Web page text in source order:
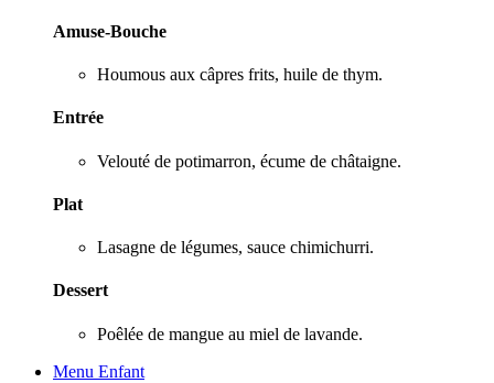
Amuse-Bouche
Houmous aux câpres frits, huile de thym.
Entrée
Velouté de potimarron, écume de châtaigne.
Plat
Lasagne de légumes, sauce chimichurri.
Dessert
Poêlée de mangue au miel de lavande.
Menu Enfant